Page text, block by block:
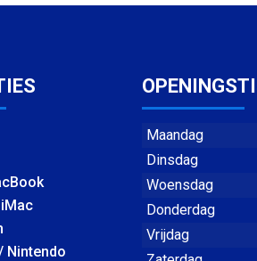
Nintendo
Maandag
Dinsdag
Woensdag
Donderdag
Vrijdag